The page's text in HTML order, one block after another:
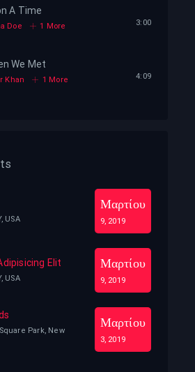
A Time
Doe 1 More 3:00
We Met
Khan 1 More 4:09
USA
Μαρτίου
9, 2019
Elit
USA
Μαρτίου
9, 2019
Park, New
Μαρτίου
3, 2019